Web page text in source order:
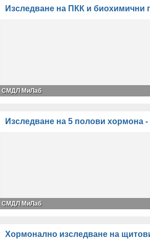
Изследване на ПКК и биохимични
СМДЛ МиЛаб
Изследване на 5 полови хормона -
СМДЛ МиЛаб
Хормонално изследване на